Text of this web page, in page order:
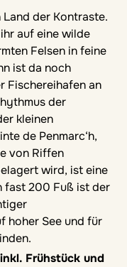
der Kontraste.
auf eine wilde
Felsen in feine
ist da noch
Fischereihafen an
der
kleinen
de Penmarc‘h,
von Riffen
wird, ist eine
fast 200 Fuß ist der
hoher See und für
Frühstück und